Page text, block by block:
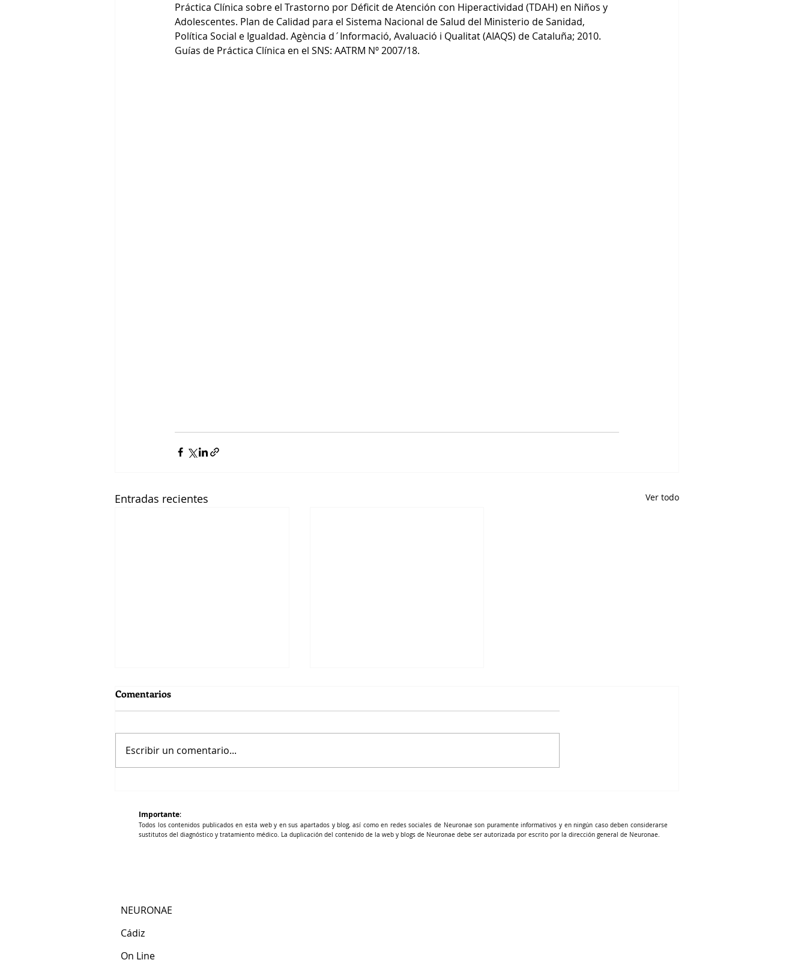
Práctica Clínica sobre el Trastorno por Déficit de Atención con Hiperactividad (TDAH) en Niños y
Adolescentes. Plan de Calidad para el Sistema Nacional de Salud del Ministerio de Sanidad,
Política Social e Igualdad. Agència d´Informació, Avaluació i Qualitat (AIAQS) de Cataluña; 2010.
Guías de Práctica Clínica en el SNS: AATRM Nº 2007/18.
Entradas recientes Ver todo
Comentarios
Escribir un comentario...
Importante:
Todos los contenidos publicados en esta web y en sus apartados y blog, así como en redes sociales de Neuronae son puramente informativos y en ningún caso deben considerarse
sustitutos del diagnóstico y tratamiento médico. La duplicación del contenido de la web y blogs de Neuronae debe ser autorizada por escrito por la dirección general de Neuronae.
NEURONAE
Cádiz​
​On Line